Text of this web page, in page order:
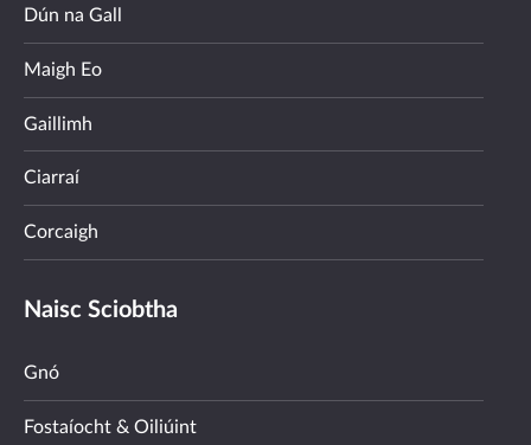
Dún na Gall
Maigh Eo
Gaillimh
Ciarraí
Corcaigh
Naisc Sciobtha
Gnó
Fostaíocht & Oiliúint